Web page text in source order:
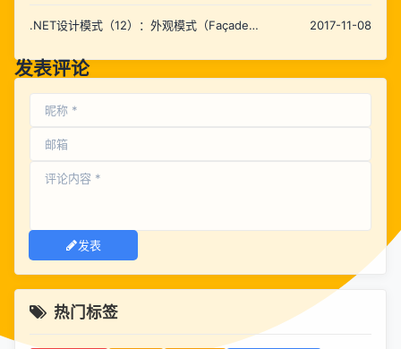
.NET设计模式（12）：外观模式（Façade
2017-11-08
发表评论
发表
热门标签